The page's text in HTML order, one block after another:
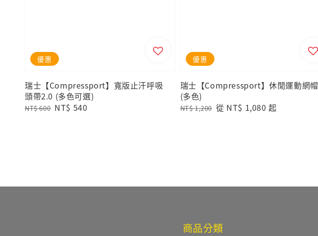
優惠
瑞士【Compressport】寬版止汗呼吸
頭帶2.0 (多色可選)
Regular
NT$ 600 Sale
NT$ 540
優惠
瑞士【Compressport】休閒運動網帽
(多色)
Regular
NT$ 1,200 Sale
從 NT$ 1,080 起
商品分類